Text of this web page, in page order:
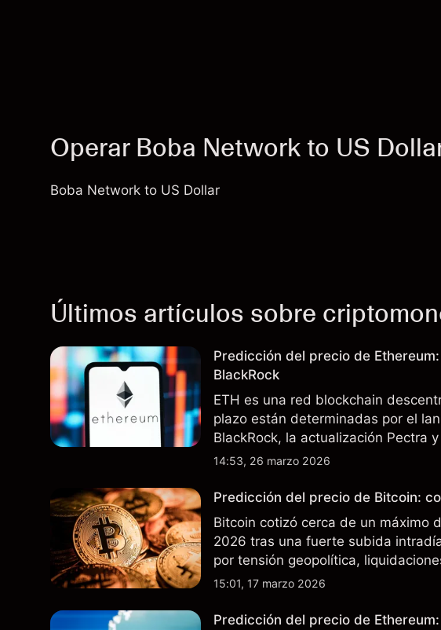
Operar Boba Network to US
Boba Network to US Dollar
Últimos artículos sobre
Predicción del precio de
BlackRock
ETH es una red blockchain
plazo están determinadas por el
BlackRock, la actualización Pectra
interés en EE.UU. El rendimiento
14:53, 26 marzo 2026
Predicción del precio de Bitcoin:
Bitcoin cotizó cerca de un máximo
2026 tras una fuerte subida
por tensión geopolítica,
corporativa continua.
15:01, 17 marzo 2026
Predicción del precio de